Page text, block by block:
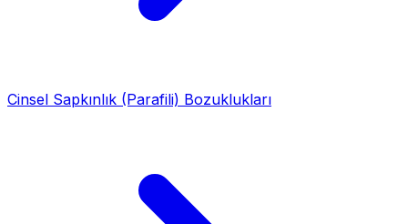
Cinsel Sapkınlık (Parafili) Bozuklukları